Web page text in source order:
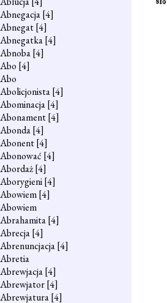
Abnegacja[4]
Abnegat[4]
Abnegatka[4]
Abnoba[4]
Abo [4]
Abo
Abolicjonista[4]
Abominacja[4]
Abonament[4]
Abonda[4]
Abonent[4]
Abonować [4]
Abordaż[4]
Aborygieni[4]
Abowiem[4]
Abowiem
Abrahamita[4]
Abrecja[4]
Abrenuncjacja[4]
Abretia
Abrewjacja[4]
Abrewjator[4]
Abrewjatura[4]